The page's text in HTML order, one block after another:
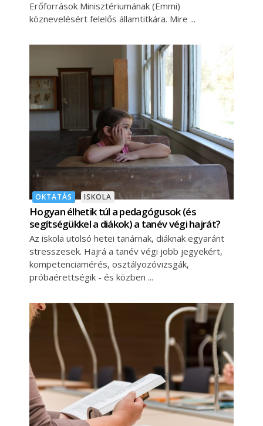
Erőforrások Minisztériumának (Emmi)
köznevelésért felelős államtitkára. Mire
OKTATÁS ISKOLA
Hogyan élhetik túl a pedagógusok (és
segítségükkel a diákok) a tanév végi hajrát?
Az iskola utolsó hetei tanárnak, diáknak egyaránt
stresszesek. Hajrá a tanév végi jobb jegyekért,
kompetenciamérés, osztályozóvizsgák,
próbaérettségik - és közben